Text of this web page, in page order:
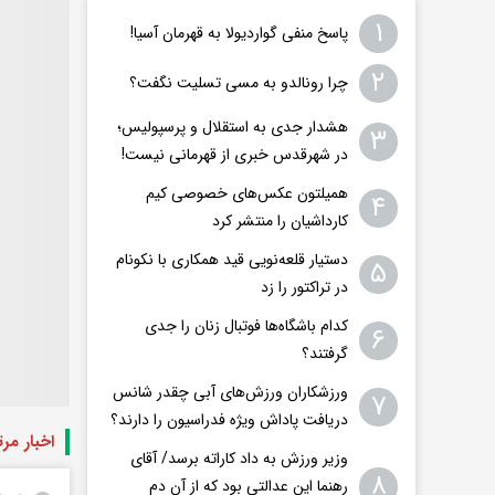
اخبار
۱ پاسخ منفی گواردیولا به قهرمان آسیا!
۲ چرا رونالدو به مسی تسلیت نگفت؟
۳
هشدار جدی به استقلال و پرسپولیس؛
در شهرقدس خبری از قهرمانی نیست!
۴
همیلتون عکس‌های خصوصی کیم‌
کارداشیان را منتشر کرد
۵
دستیار قلعه‌نویی قید همکاری با نکونام
در تراکتور را زد
۶
کدام باشگاه‌ها فوتبال زنان را جدی
گرفتند؟
۷
ورزشکاران ورزش‌های آبی چقدر شانس
دریافت پاداش ویژه فدراسیون را دارند؟
وزیر ورزش به داد کاراته برسد/ آقای
رهنما این عدالتی بود که از آن دم